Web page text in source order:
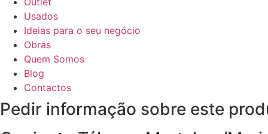
Usados
Ideias para o seu negócio
Obras
Quem Somos
Blog
Contactos
Pedir informação sobre este